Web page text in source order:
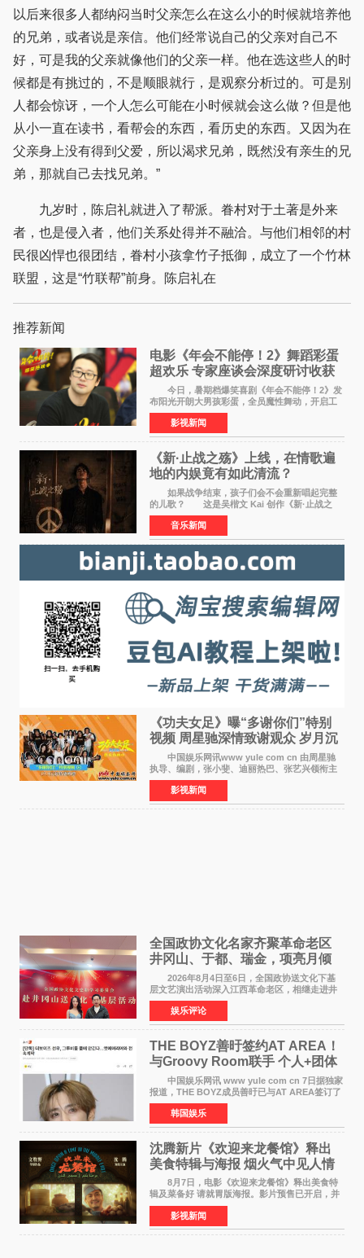
以后来很多人都纳闷当时父亲怎么在这么小的时候就培养他
的兄弟，或者说是亲信。他们经常说自己的父亲对自己不
好，可是我的父亲就像他们的父亲一样。他在选这些人的时
候都是有挑过的，不是顺眼就行，是观察分析过的。可是别
人都会惊讶，一个人怎么可能在小时候就会这么做？但是他
从小一直在读书，看帮会的东西，看历史的东西。又因为在
父亲身上没有得到父爱，所以渴求兄弟，既然没有亲生的兄
弟，那就自己去找兄弟。”
九岁时，陈启礼就进入了帮派。眷村对于土著是外来
者，也是侵入者，他们关系处得并不融洽。与他们相邻的村
民很凶悍也很团结，眷村小孩拿竹子抵御，成立了一个竹林
联盟，这是“竹联帮”前身。陈启礼在
推荐新闻
电影《年会不能停！2》舞蹈彩蛋
超欢乐 专家座谈会深度研讨收获
满满
今日，暑期档爆笑喜剧《年会不能停！2》发
布阳光开朗大男孩彩蛋，全员魔性舞动，开启工
位狂欢模式。影片于昨日同步举办专家座谈会，
导演董润年、总制片人应萝佳出席现场，与一众
业内、学界专家
影视新闻
《新·止战之殇》上线，在情歌遍
地的内娱竟有如此清流？
如果战争结束，孩子们会不会重新唱起完整
的儿歌？ 这是吴楷文 Kai 创作《新·止战之
殇》时最初的想法。 从伊朗相关冲突引发的
地区局势，到世界各地仍在发生的动荡与不安，
战争从来不只
音乐新闻
《功夫女足》曝“多谢你们”特别
视频 周星驰深情致谢观众 岁月沉
淀不灭初心
中国娱乐网讯www yule com cn 由周星驰
执导、编剧，张小斐、迪丽热巴、张艺兴领衔主
演，刘嘉玲、佐藤健特别出演，艾米、雪野、蔡
思贝、胡予安、倪好特别介绍的喜剧电影《功夫
女足》释出多谢你
影视新闻
全国政协文化名家齐聚革命老区
井冈山、于都、瑞金，项亮月倾
情献唱《桃花谣》致敬红色沃土
2026年8月4日至6日，全国政协送文化下基
层文艺演出活动深入江西革命老区，相继走进井
冈山、于都长征出发地、瑞金三地。由全国政协
文化文史和学习委员会副主任、甘肃省政协原主
席欧阳坚率团，一
娱乐评论
THE BOYZ善旴签约AT AREA！
与Groovy Room联手 个人+团体
活动并行
中国娱乐网讯 www yule com cn 7日据独家
报道，THE BOYZ成员善旴已与AT AREA签订了
专属合约。AT AREA是由知名制作人组合
Groovy Room创立的hip-hop厂牌，旗下拥有多
位实力派音乐人，在韩
韩国娱乐
沈腾新片《欢迎来龙餐馆》释出
美食特辑与海报 烟火气中见人情
温暖
8月7日，电影《欢迎来龙餐馆》释出美食特
辑及菜备好 请就胃版海报。影片预售已开启，并
将于8月8日至10日14:00-21:00举行全国超前点
映。电影《欢迎来龙餐馆》作为战争美食喜剧大
片，讲述了中国
影视新闻